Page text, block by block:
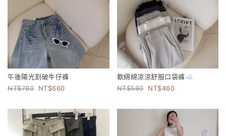
午後陽光割破牛仔褲
780
660
軟綿綿涼涼舒服口袋褲☁️
580
460